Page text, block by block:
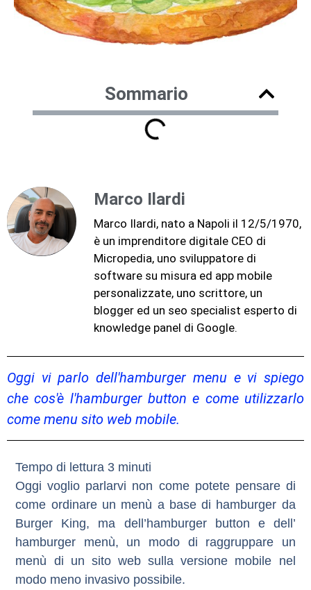
Sommario
Marco Ilardi
Marco Ilardi, nato a Napoli il 12/5/1970,
è un imprenditore digitale CEO di
Micropedia, uno sviluppatore di
software su misura ed app mobile
personalizzate, uno scrittore, un
blogger ed un seo specialist esperto di
knowledge panel di Google.
Oggi vi parlo dell'hamburger menu e vi spiego
che cos'è l'hamburger button e come utilizzarlo
come menu sito web mobile.
Oggi voglio parlarvi non come potete pensare di
come ordinare un menù a base di hamburger da
Burger King, ma dell’hamburger button e dell’
hamburger menù, un modo di raggruppare un
menù di un sito web sulla versione mobile nel
modo meno invasivo possibile.